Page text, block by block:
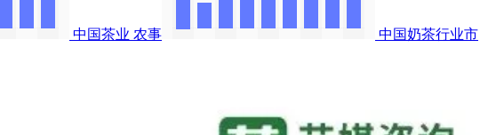
中国茶业 农事
中国奶茶行业市